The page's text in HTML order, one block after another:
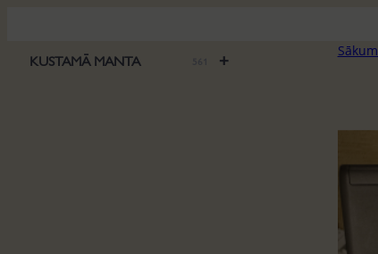
saturu
+
KUSTAMĀ MANTA